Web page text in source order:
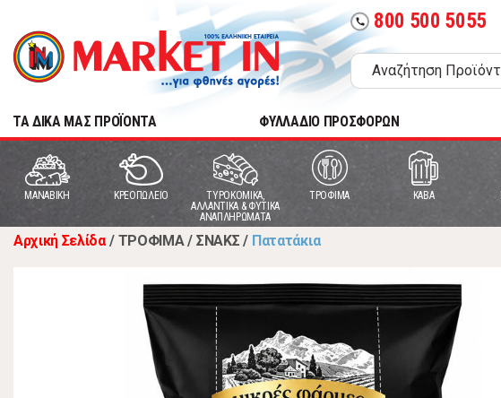
call 800 500 5055
TA ΔΙΚΑ ΜΑΣ ΠΡΟΪΟΝΤΑ ΦΥΛΛΑΔΙΟ ΠΡΟΣΦΟΡΩΝ
MANABIKH ΚΡΕΟΠΩΛΕΙΟ
ΤΥΡΟΚΟΜΙΚΑ,
ΑΛΛΑΝΤΙΚΑ & ΦΥΤΙΚΑ
ΑΝΑΠΛΗΡΩΜΑΤΑ
ΤΡΟΦΙΜΑ ΚΑΒΑ
Αρχική Σελίδα / ΤΡΟΦΙΜΑ / ΣΝΑΚΣ / Πατατάκια